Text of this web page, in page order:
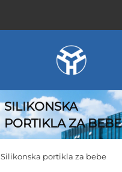
SILIKONSKA
PORTIKLA ZA BEBE
Silikonska portikla za bebe